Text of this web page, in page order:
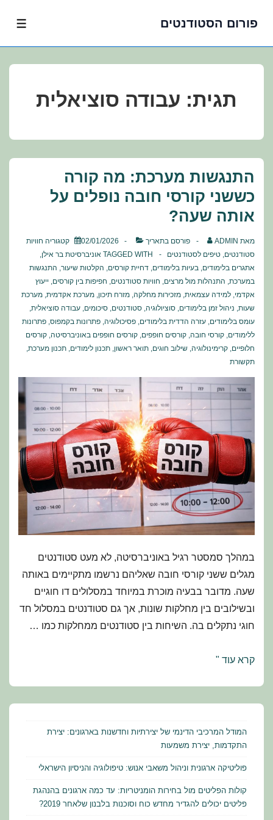
פורום הסטודנטים
תגית: עבודה סוציאלית
התנגשות מערכת: מה קורה
כששני קורסי חובה נופלים על
אותה שעה?
מאת ADMIN פורסם בתאריך 02/01/2026 קטגוריה חוויות
סטודנטים, טיפים לסטודנטים TAGGED WITH אוניברסיטת בר אילן,
אתגרים בלימודים, בעיות בלימודים, דחיית קורסים, הקלטות שיעור, התנגשות
במערכת, התנהלות מול מרצים, חוויות סטודנטים, חפיפות בין קורסים, ייעוץ
אקדמי, למידה עצמאית, מזכירות מחלקה, מזרח תיכון, מערכת אקדמית, מערכת
שעות, ניהול זמן בלימודים, סוציולוגיה, סטודנטים, סיכומים, עבודה סוציאלית,
עומס בלימודים, עזרה הדדית בלימודים, פסיכולוגיה, פתרונות בקמפוס, פתרונות
ללימודים, קורסי חובה, קורסים חופפים, קורסים חופפים באוניברסיטה, קורסים
חלופיים, קרימינולוגיה, שילוב חוגים, תואר ראשון, תכנון לימודים, תכנון מערכת,
תקשורת
במהלך סמסטר רגיל באוניברסיטה, לא מעט סטודנטים
מגלים ששני קורסי חובה שאליהם נרשמו מתקיימים באותה
שעה. מדובר בבעיה מוכרת במיוחד במסלולים דו חוגיים
ובשילובים בין מחלקות שונות, אך גם סטודנטים במסלול חד
חוגי נתקלים בה. השיחות בין סטודנטים ממחלקות כמו …
התנגשות
כששני
קורסי
חובה
על
קרא עוד "
המודל המרכיבי הדינמי של יצירתיות וחדשנות בארגונים: יצירת
התקדמות, יצירת משמעות
פוליטיקה ארגונית וניהול משאבי אנוש: טיפולוגיה והניסיון הישראלי
קולות הפליטים מול בחירות הומניטריות: עד כמה ארגונים בהנהגת
פליטים יכולים להגדיר מחדש כוח וסוכנות בלבנון שלאחר 2019?